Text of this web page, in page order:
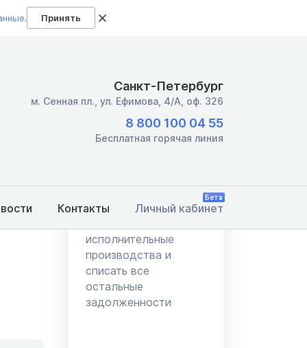
. Принять
Санкт-Петербург
м. Сенная пл., ул. Ефимова, 4/А, оф. 326
8 800 100 04 55
Бесплатная горячая линия
Контакты Личный кабинет
Бета
Вправе ли вы
бесплатно
исполнительные
производства и
списать все
остальные
задолженности